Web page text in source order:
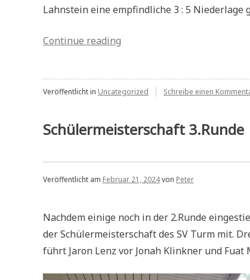
Lahnstein eine empfindliche 3 : 5 Niederlage
Continue reading
Lahnsteins
Veröffentlicht in Uncategorized Schreibe einen
Schülermeisterschaft 3.Runde
Veröffentlicht am Februar 21, 2024von Peter
Nachdem einige noch in der 2.Runde
der Schülermeisterschaft des SV Turm mit.
führt Jaron Lenz vor Jonah Klinkner und